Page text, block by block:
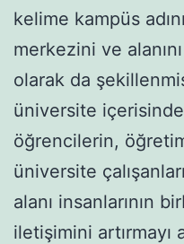
kelime kampüs
merkezini ve
olarak da
üniversite
öğrencilerin,
üniversite
alanı insanlarının
iletişimini artırmayı